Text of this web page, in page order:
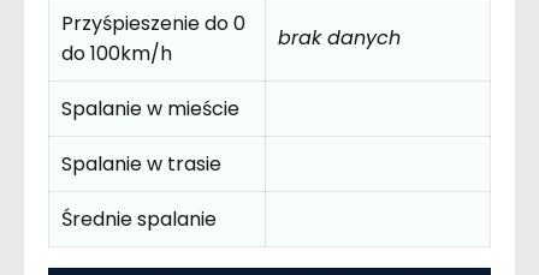
Przyśpieszenie do 0
do 100km/h
brak danych
Spalanie w mieście
Spalanie w trasie
Średnie spalanie